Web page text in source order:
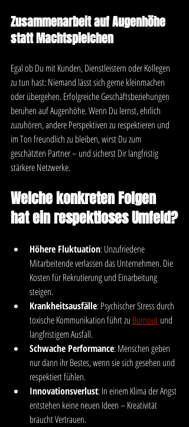
Zusammenarbeit auf Augenhöhe
statt Machtspielchen
Egal ob Du mit Kunden, Dienstleistern oder Kollegen
zu tun hast: Niemand lässt sich gerne kleinmachen
oder übergehen. Erfolgreiche Geschäftsbeziehungen
beruhen auf Augenhöhe. Wenn Du lernst, ehrlich
zuzuhören, andere Perspektiven zu respektieren und
im Ton freundlich zu bleiben, wirst Du zum
geschätzten Partner – und sicherst Dir langfristig
stärkere Netzwerke.
Welche konkreten Folgen
hat ein respektloses Umfeld?
Höhere Fluktuation: Unzufriedene
Mitarbeitende verlassen das Unternehmen. Die
Kosten für Rekrutierung und Einarbeitung
steigen.
Krankheitsausfälle: Psychischer Stress durch
toxische Kommunikation führt zu Burnout und
langfristigem Ausfall.
Schwache Performance: Menschen geben
nur dann ihr Bestes, wenn sie sich gesehen und
respektiert fühlen.
Innovationsverlust: In einem Klima der Angst
entstehen keine neuen Ideen – Kreativität
braucht Vertrauen.